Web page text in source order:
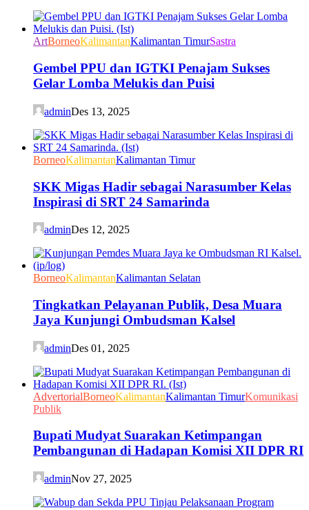
ArtBorneoKalimantanKalimantan TimurSastra
Gembel PPU dan IGTKI Penajam Sukses
Gelar Lomba Melukis dan Puisi
adminDes 13, 2025
BorneoKalimantanKalimantan Timur
SKK Migas Hadir sebagai Narasumber Kelas
Inspirasi di SRT 24 Samarinda
adminDes 12, 2025
BorneoKalimantanKalimantan Selatan
Tingkatkan Pelayanan Publik, Desa Muara
Jaya Kunjungi Ombudsman Kalsel
adminDes 01, 2025
AdvertorialBorneoKalimantanKalimantan TimurKomunikasi
Publik
Bupati Mudyat Suarakan Ketimpangan
Pembangunan di Hadapan Komisi XII DPR RI
adminNov 27, 2025